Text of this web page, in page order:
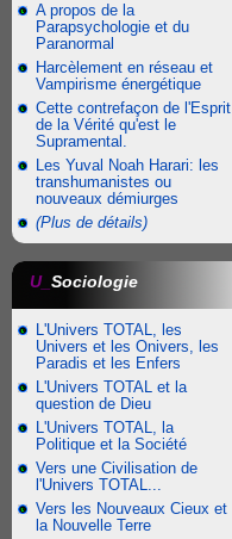
A propos de la
Parapsychologie et du
Paranormal
Harcèlement en réseau et
Vampirisme énergétique
Cette contrefaçon de l'Esprit
de la Vérité qu'est le
Supramental.
Les Yuval Noah Harari: les
transhumanistes ou
nouveaux démiurges
(Plus de détails)
U_ Sociologie
L'Univers TOTAL, les
Univers et les Onivers, les
Paradis et les Enfers
L'Univers TOTAL et la
question de Dieu
L'Univers TOTAL, la
Politique et la Société
Vers une Civilisation de
l'Univers TOTAL...
Vers les Nouveaux Cieux et
la Nouvelle Terre